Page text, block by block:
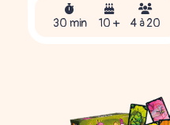
30 min 10 + 4 à 20